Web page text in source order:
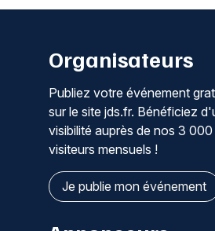
Organisateurs
Publiez votre événement
sur le site jds.fr. Bénéficiez
visibilité auprès de nos 3
visiteurs mensuels !
Je publie mon événement